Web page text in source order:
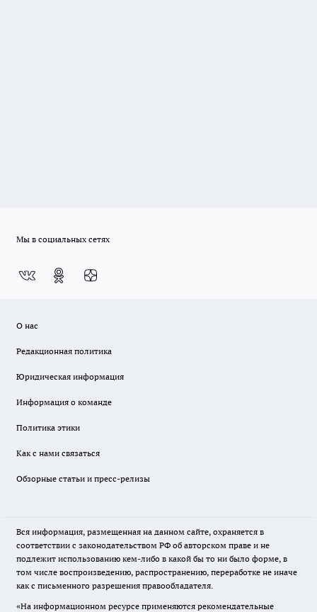
Мы в социальных сетях
О нас
Редакционная политика
Юридическая информация
Информация о команде
Политика этики
Как с нами связаться
Обзорные статьи и пресс-релизы
Вся информация, размещенная на данном сайте, охраняется в
соответствии с законодательством РФ об авторском праве и не
подлежит использованию кем-либо в какой бы то ни было форме, в
том числе воспроизведению, распространению, переработке не иначе
как с письменного разрешения правообладателя.
«На информационном ресурсе применяются рекомендательные